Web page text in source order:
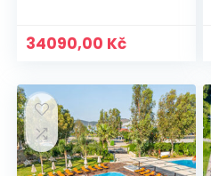
34090,00 Kč